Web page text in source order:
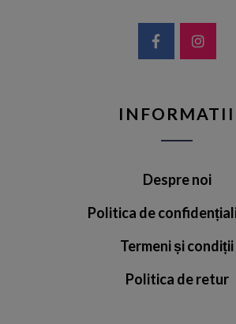
INFORMATII
Despre noi
Politica de
Termeni și condiții
Politica de retur